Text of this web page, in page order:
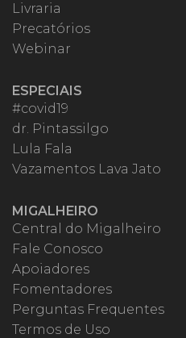
Livraria
Precatórios
Webinar
ESPECIAIS
#covid19
dr. Pintassilgo
Lula Fala
Vazamentos Lava Jato
MIGALHEIRO
Central do Migalheiro
Fale Conosco
Apoiadores
Fomentadores
Perguntas Frequentes
Termos de Uso